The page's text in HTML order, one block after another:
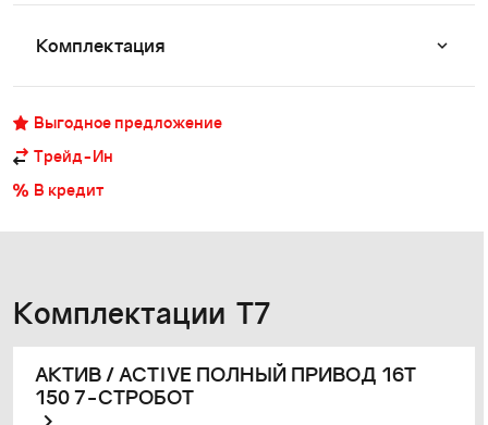
Комплектация
Выгодное предложение
Трейд-Ин
В кредит
Комплектации T7
АКТИВ / ACTIVE ПОЛНЫЙ ПРИВОД 16Т
150 7-СТРОБОТ